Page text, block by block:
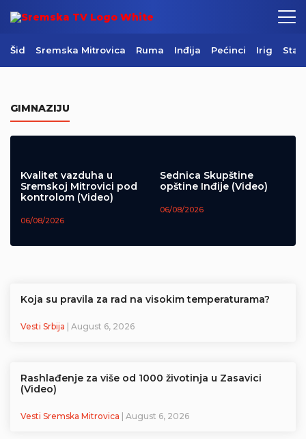
Šid Sremska Mitrovica Ruma Inđija Pećinci Irig
GIMNAZIJU
Kvalitet vazduha u
Sremskoj Mitrovici pod
kontrolom (Video)
06/08/2026
Sednica Skupštine
opštine Inđije (Video)
06/08/2026
Koja su pravila za rad na visokim temperaturama?
Vesti Srbija | August 6, 2026
Rashlađenje za više od 1000 životinja u Zasavici
(Video)
Vesti Sremska Mitrovica | August 6, 2026